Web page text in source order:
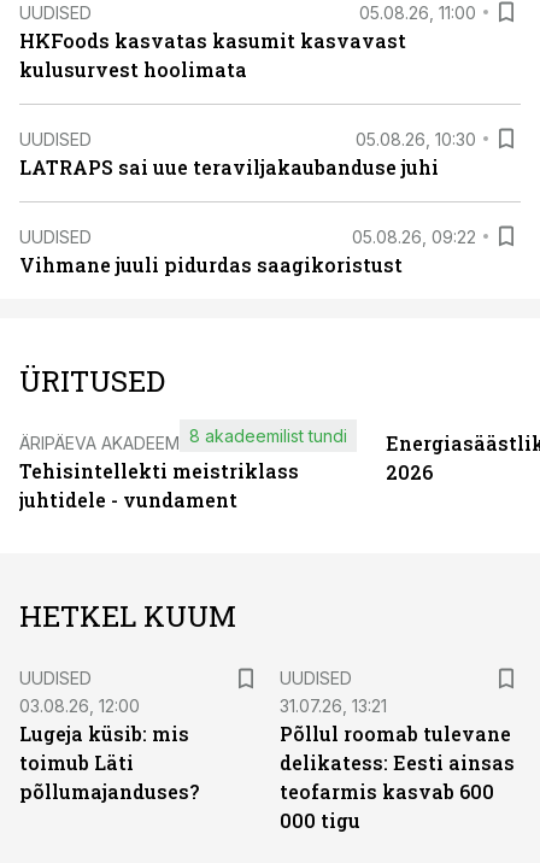
UUDISED 05.08.26, 11:00
HKFoods kasvatas kasumit kasvavast
kulusurvest hoolimata
UUDISED 05.08.26, 10:30
LATRAPS sai uue teraviljakaubanduse juhi
UUDISED 05.08.26, 09:22
Vihmane juuli pidurdas saagikoristust
ÜRITUSED
ÄRIPÄEVA AKADEEMIA
Tehisintellekti meistriklass
juhtidele - vundament
8 akadeemilist tundi
2026
HETKEL KUUM
UUDISED
03.08.26, 12:00
Lugeja küsib: mis
toimub Läti
põllumajanduses?
UUDISED
31.07.26, 13:21
Põllul roomab tulevane
delikatess: Eesti ainsas
teofarmis kasvab 600
000 tigu